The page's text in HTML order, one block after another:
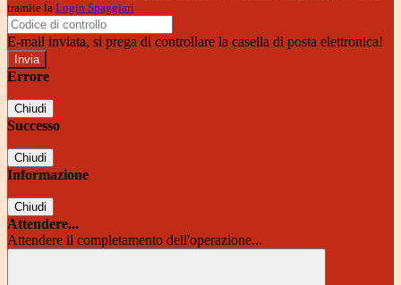
tramite la Login Spaggiari
E-mail inviata, si prega di controllare la casella di posta elettronica!
Errore
Chiudi
Successo
Chiudi
Informazione
Chiudi
Attendere...
Attendere il completamento dell'operazione...